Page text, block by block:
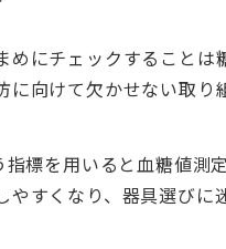
めにチェックすることは
に向けて欠かせない取り
指標を用いると血糖値測
やすくなり、器具選びに